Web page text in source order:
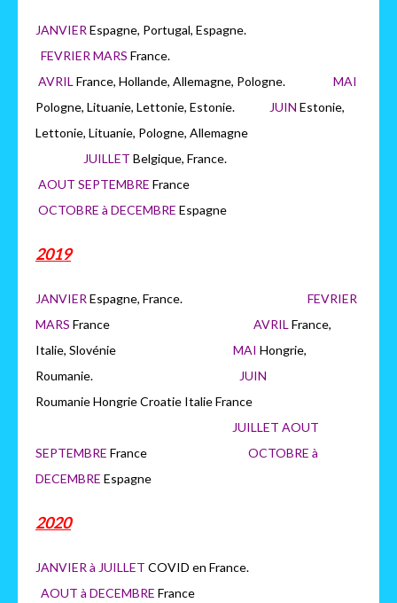
JANVIER Espagne, Portugal, Espagne.
FEVRIER MARS France.
AVRIL France, Hollande, Allemagne, Pologne. MAI
Pologne, Lituanie, Lettonie, Estonie.
JUIN Estonie,
Lettonie, Lituanie, Pologne, Allemagne
JUILLET Belgique, France.
AOUT SEPTEMBRE France
OCTOBRE à DECEMBRE Espagne
2019
JANVIER Espagne, France. FEVRIER
MARS France AVRIL France,
Italie, Slovénie MAI Hongrie,
Roumanie.
JUIN
Roumanie Hongrie Croatie Italie France
JUILLET AOUT
SEPTEMBRE France OCTOBRE à
DECEMBRE Espagne
2020
JANVIER à JUILLET COVID en France.
AOUT à DECEMBRE France